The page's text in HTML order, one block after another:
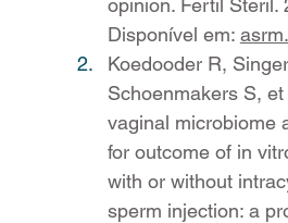
opinion. Fertil Steril.
Disponível em:
Koedooder R,
Schoenmakers S, et
vaginal microbiome
for outcome of in
with or without
sperm injection: a